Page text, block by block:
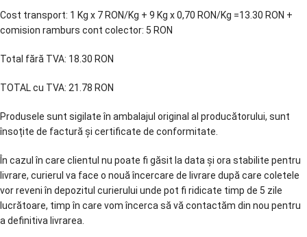
Cost transport: 1 Kg x 7 RON/Kg + 9 Kg x 0,70 RON/Kg =13.30 RON +
comision ramburs cont colector: 5 RON
Total fără TVA: 18.30 RON
TOTAL cu TVA: 21.78 RON
Produsele sunt sigilate în ambalajul original al producătorului, sunt
însoțite de factură și certificate de conformitate.
În cazul în care clientul nu poate fi găsit la data și ora stabilite pentru
livrare, curierul va face o nouă încercare de livrare după care coletele
vor reveni în depozitul curierului unde pot fi ridicate timp de 5 zile
lucrătoare, timp în care vom încerca să vă contactăm din nou pentru
a definitiva livrarea.